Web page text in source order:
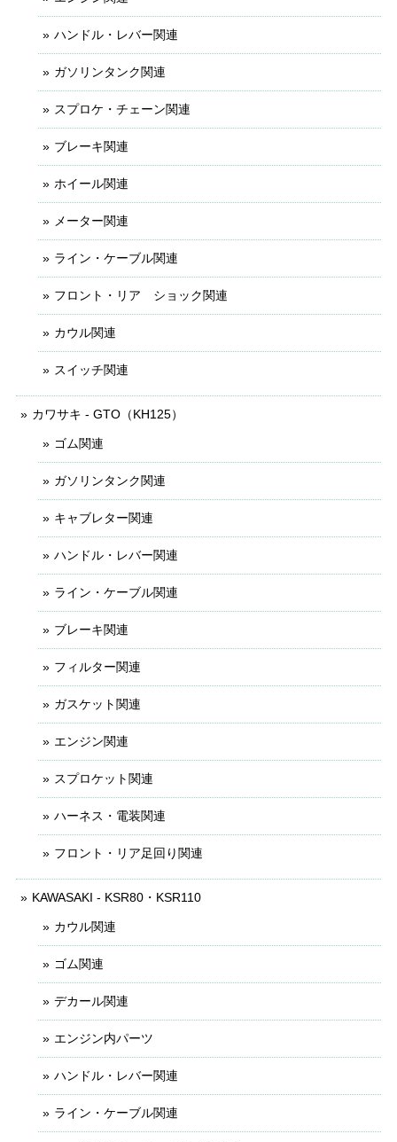
ハンドル・レバー関連
ガソリンタンク関連
スプロケ・チェーン関連
ブレーキ関連
ホイール関連
メーター関連
ライン・ケーブル関連
フロント・リア ショック関連
カウル関連
スイッチ関連
カワサキ - GTO（KH125）
ゴム関連
ガソリンタンク関連
キャブレター関連
ハンドル・レバー関連
ライン・ケーブル関連
ブレーキ関連
フィルター関連
ガスケット関連
エンジン関連
スプロケット関連
ハーネス・電装関連
フロント・リア足回り関連
KAWASAKI - KSR80・KSR110
カウル関連
ゴム関連
デカール関連
エンジン内パーツ
ハンドル・レバー関連
ライン・ケーブル関連